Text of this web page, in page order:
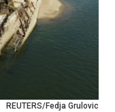
REUTERS/Fedja Grulovic